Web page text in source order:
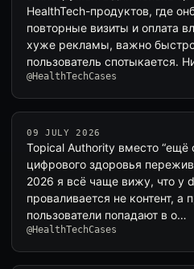
HealthTech-продуктов, где
повторные визиты и оплата
хуже рекламы, важно быстро
пользователь спотыкается.
@HealthTechCases
09 JULY 2026
Topical Authority вместо “ещё
цифрового здоровья
2026 я всё чаще вижу, что у
проваливается не контент, а
пользователи попадают в о…
@HealthTechCases